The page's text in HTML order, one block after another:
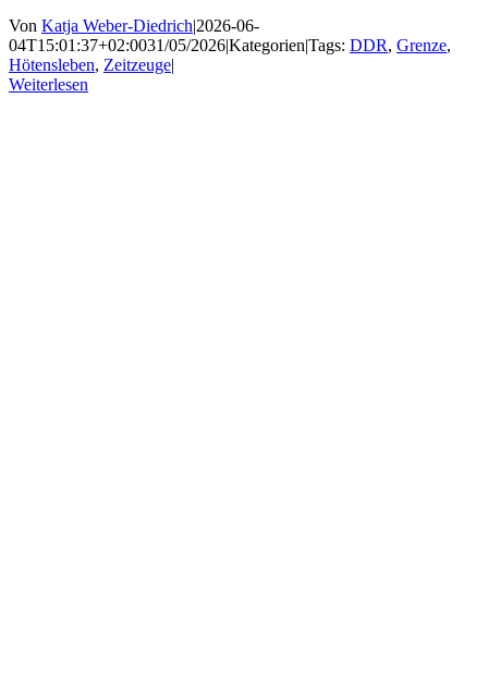
Von Katja Weber-Diedrich|2026-06-
04T15:01:37+02:0031/05/2026|Kategorien|Tags: DDR, Grenze,
Hötensleben, Zeitzeuge|
Weiterlesen